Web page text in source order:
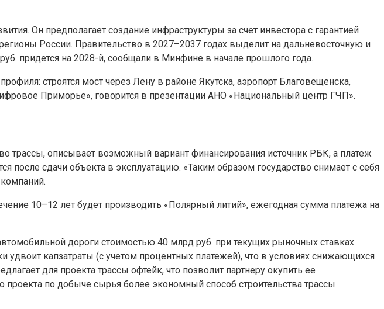
Он предполагает создание инфраструктуры за счет инвестора с гарантией
России. Правительство в 2027–2037 годах выделит на дальневосточную и
придется на 2028-й, сообщали в Минфине в начале прошлого года.
строятся мост через Лену в районе Якутска, аэропорт Благовещенска,
Приморье», говорится в презентации АНО «Национальный центр ГЧП».
трассы, описывает возможный вариант финансирования источник РБК, а платеж
после сдачи объекта в эксплуатацию. «Таким образом государство снимает с себя
10–12 лет будет производить «Полярный литий», ежегодная сумма платежа на
дороги стоимостью 40 млрд руб. при текущих рыночных ставках
капзатраты (с учетом процентных платежей), что в условиях снижающихся
для проекта трассы офтейк, что позволит партнеру окупить ее
проекта по добыче сырья более экономный способ строительства трассы